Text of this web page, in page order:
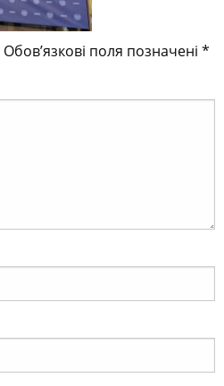
Обов’язкові поля позначені *